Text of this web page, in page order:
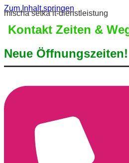
mischa setka it-dienstleistung
Zum Inhalt springen
Kontakt Zeiten &
Neue Öffnungszeiten!